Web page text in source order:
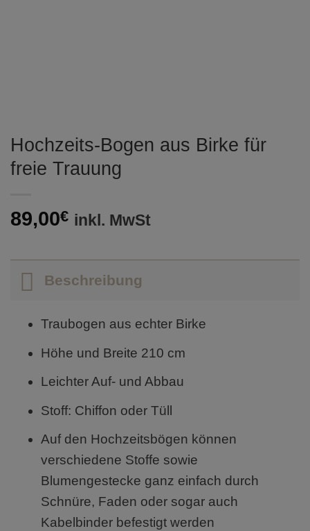
Hochzeits-Bogen aus Birke für
freie Trauung
89,00€ inkl. MwSt
Beschreibung
Traubogen aus echter Birke
Höhe und Breite 210 cm
Leichter Auf- und Abbau
Stoff: Chiffon oder Tüll
Auf den Hochzeitsbögen können
verschiedene Stoffe sowie
Blumengestecke ganz einfach durch
Schnüre, Faden oder sogar auch
Kabelbinder befestigt werden